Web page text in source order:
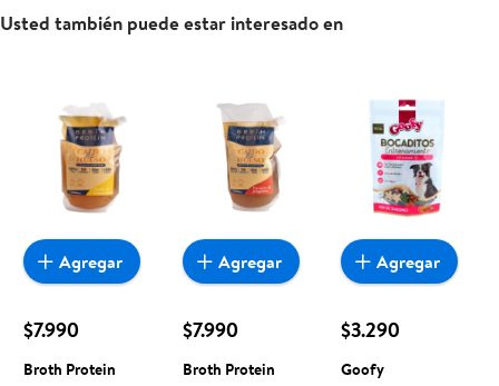
Usted también puede estar interesado en
$7.990
Broth Protein
Agregar
$7.990
Broth Protein
Agregar
$3.290
Goofy
Agregar